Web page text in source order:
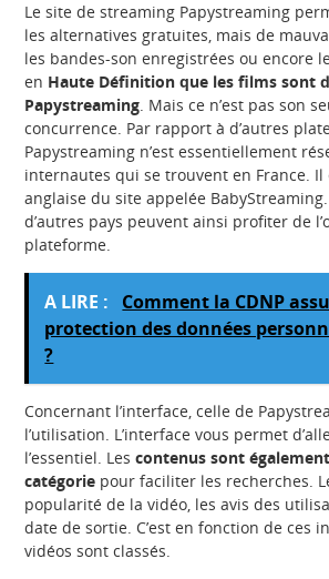
Le site de streaming Papystreaming
les alternatives gratuites, mais de
les bandes-son enregistrées ou encore
en Haute Définition que les films sont
Papystreaming. Mais ce n’est pas son
concurrence. Par rapport à d’autres
Papystreaming n’est essentiellement
internautes qui se trouvent en France. Il
anglaise du site appelée
d’autres pays peuvent ainsi profiter de
plateforme.
A LIRE :
Comment la CDNP
protection des données
?
Concernant l’interface, celle de
l’utilisation. L’interface vous permet
l’essentiel. Lescontenus sont
catégorie pour faciliter les recherches.
popularité de la vidéo, les avis des
date de sortie. C’est en fonction de ces
vidéos sont classés.